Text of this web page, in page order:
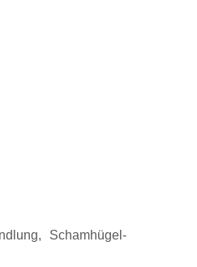
Schamhügel-